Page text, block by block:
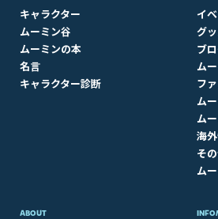
キャラクター
ムーミン谷
ムーミンの本
名言
キャラクター診断
イ
グ
ブ
ム
フ
ム
ム
海
そ
ム
ABOUT​